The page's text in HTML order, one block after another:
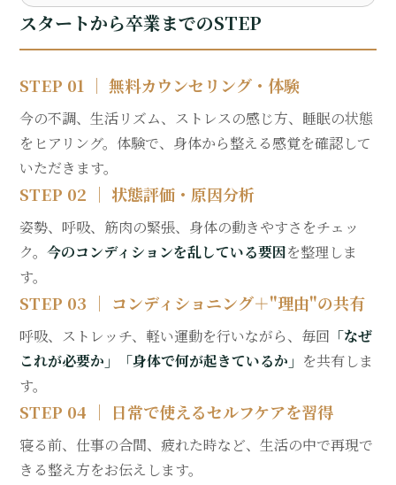
スタートから卒業までのSTEP
STEP 01 ｜ 無料カウンセリング・体験
今の不調、生活リズム、ストレスの感じ方、睡眠の状態
をヒアリング。体験で、身体から整える感覚を確認して
いただきます。
STEP 02 ｜ 状態評価・原因分析
姿勢、呼吸、筋肉の緊張、身体の動きやすさをチェッ
ク。今のコンディションを乱している要因を整理しま
す。
STEP 03 ｜ コンディショニング＋"理由"の共有
呼吸、ストレッチ、軽い運動を行いながら、毎回 「なぜ
これが必要か」「身体で何が起きているか」 を共有しま
す。
STEP 04 ｜ 日常で使えるセルフケアを習得
寝る前、仕事の合間、疲れた時など、生活の中で再現で
きる整え方をお伝えします。